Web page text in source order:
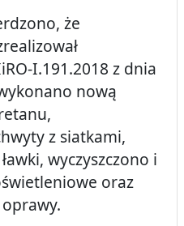
że
I.191.2018 z dnia
nową
z siatkami,
wyczyszczono i
oraz